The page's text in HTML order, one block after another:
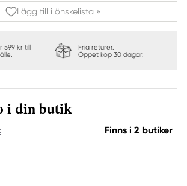
Lägg till i önskelista »
599 kr till
Fria returer.
Öppet köp 30 dagar.
i din butik
Finns i 2 butiker